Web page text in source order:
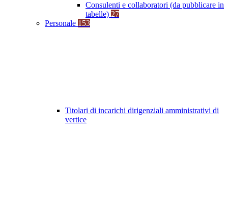
Consulenti e collaboratori (da pubblicare in
tabelle) 27
Personale 153
Titolari di incarichi dirigenziali amministrativi di
vertice